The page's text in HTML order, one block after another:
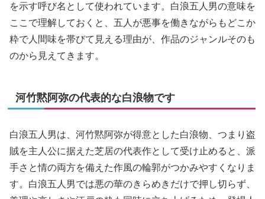
を示す呼び名として使われています。白浪五人男の意味を
ここで理解しておくと、五人が悪事を働きながらもどこか
粋で人間味を帯びて見える理由が、作品のジャンルそのも
のから見えてきます。
河竹黙阿弥の代表的な白浪物です
白浪五人男は、河竹黙阿弥が得意とした白浪物、つまり盗
賊を主人公に据えた芝居の代表作として受け止めると、派
手さと情の両方を備えた作風の輪郭がつかみやすくなりま
す。白浪五人男では悪の華のきらめきだけで押し切らず、